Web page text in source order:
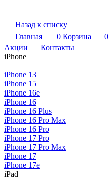
Назад к списку
Главная
0 Корзина 0
Акции
Контакты
iPhone
iPhone 13
iPhone 15
iPhone 16e
iPhone 16
iPhone 16 Plus
iPhone 16 Pro Max
iPhone 16 Pro
iPhone 17 Pro
iPhone 17 Pro Max
iPhone 17
iPhone 17e
iPad